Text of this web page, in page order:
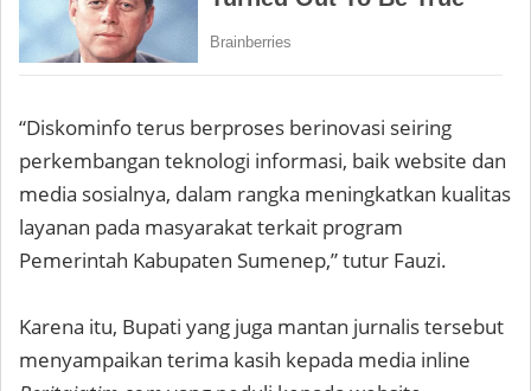
“Diskominfo terus berproses berinovasi seiring
perkembangan teknologi informasi, baik website dan
media sosialnya, dalam rangka meningkatkan kualitas
layanan pada masyarakat terkait program
Pemerintah Kabupaten Sumenep,” tutur Fauzi.
Karena itu, Bupati yang juga mantan jurnalis tersebut
menyampaikan terima kasih kepada media inline